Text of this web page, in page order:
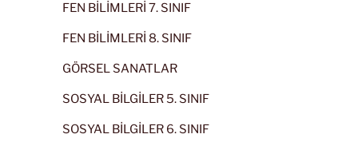
FEN BİLİMLERİ 7. SINIF
FEN BİLİMLERİ 8. SINIF
GÖRSEL SANATLAR
SOSYAL BİLGİLER 5. SINIF
SOSYAL BİLGİLER 6. SINIF